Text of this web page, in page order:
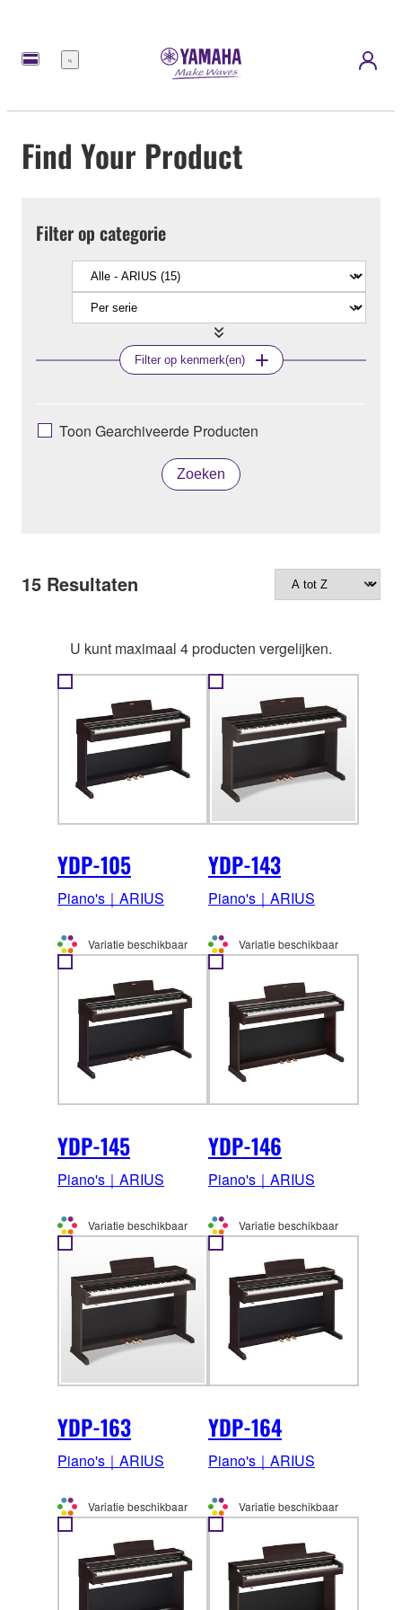
Menu
Find Your Product
Filter op categorie
Filter op kenmerk(en)
Toon Gearchiveerde Producten
Zoeken
15 Resultaten
U kunt maximaal 4 producten vergelijken.
YDP-105
Piano's｜ARIUS
Variatie beschikbaar
YDP-143
Piano's｜ARIUS
Variatie beschikbaar
YDP-145
Piano's｜ARIUS
Variatie beschikbaar
YDP-146
Piano's｜ARIUS
Variatie beschikbaar
YDP-163
Piano's｜ARIUS
Variatie beschikbaar
YDP-164
Piano's｜ARIUS
Variatie beschikbaar